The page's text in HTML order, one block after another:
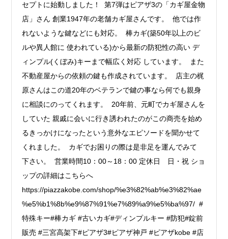
セプトに始動しました！ 第7弾はピアザ3の「カギ屋金物
店」さん 創業1947年の老舗カギ屋さんです。 他では作
れないような鍵などにも対応。 棒カギ(築50年以上のビ
ルや異人館に 使われている)から最新の防犯性の高い デ
ィンプル(くぼみ)キーまで幅広く対応 しています。 また
不動産屋からの依頼の鍵も作成されています。 店主の梶
原さんはこの道20年のベテランで鍵の事なら何でも親身
に相談にのってくれます。 20年前、元町でカギ屋さんを
していた 親戚に会いに行き誘われたのがこの商売を始め
るきっかけになったという意外なエピソードを聞かせて
くれました。 カギでお困りの際は是非足を運んでみて
下さい。 営業時間10：00～18：00 定休日 日・祝 ショ
ップの詳細はこちらへ
https://piazzakobe.com/shop/%e3%82%ab%e3%82%ae
%e5%b1%8b%e9%87%91%e7%89%a9%e5%ba%97/ #
特殊キー#棒カギ #古いカギ#ディンプルキー #防犯#錠前
販売 #三宮高架下#ピアザ3#ピアザ神戸 #ピアザkobe #店